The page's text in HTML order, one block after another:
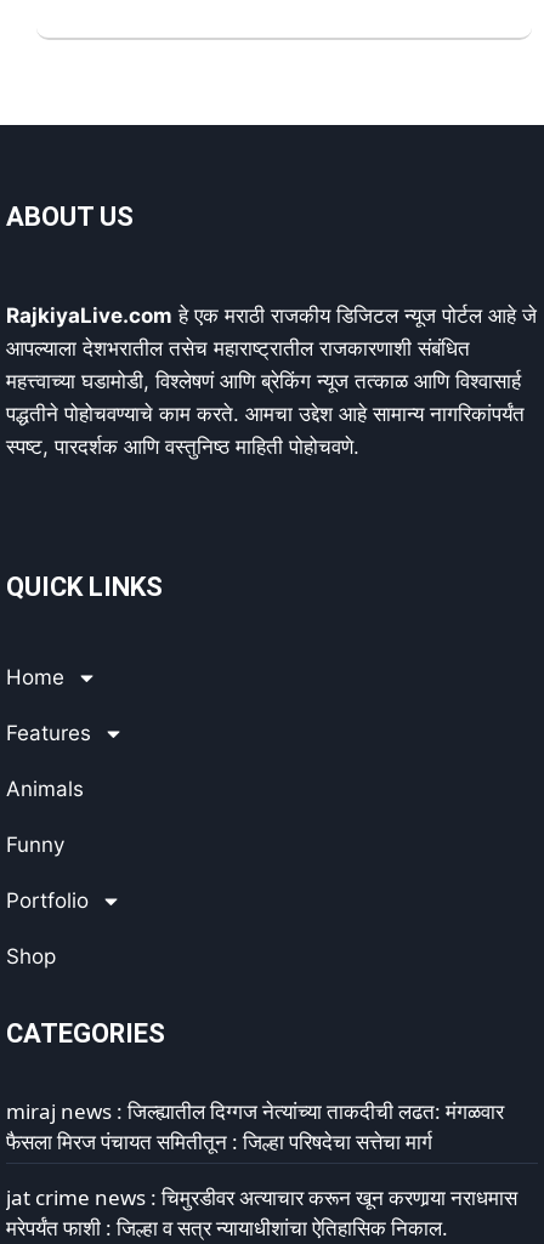
ABOUT US
RajkiyaLive.com हे एक मराठी राजकीय डिजिटल न्यूज पोर्टल आहे जे
आपल्याला देशभरातील तसेच महाराष्ट्रातील राजकारणाशी संबंधित
महत्त्वाच्या घडामोडी, विश्लेषणं आणि ब्रेकिंग न्यूज तत्काळ आणि विश्वासार्ह
पद्धतीने पोहोचवण्याचे काम करते. आमचा उद्देश आहे सामान्य नागरिकांपर्यंत
स्पष्ट, पारदर्शक आणि वस्तुनिष्ठ माहिती पोहोचवणे.
QUICK LINKS
Home
Features
Animals
Funny
Portfolio
Shop
CATEGORIES
miraj news : जिल्ह्यातील दिग्गज नेत्यांच्या ताकदीची लढत: मंगळवार
फैसला मिरज पंचायत समितीतून : जिल्हा परिषदेचा सत्तेचा मार्ग
jat crime news : चिमुरडीवर अत्याचार करून खून करणार्‍या नराधमास
मरेपर्यंत फाशी : जिल्हा व सत्र न्यायाधीशांचा ऐतिहासिक निकाल.